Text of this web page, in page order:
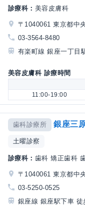
診療科： 美容皮膚科
〒1040061 東京都中
03-3564-8480
有楽町線 銀座一丁目
美容皮膚科 診療時間
11:00-19:00
歯科診療所 銀座三
土曜診察
診療科： 歯科 矯正歯科
〒1040061 東京都中
03-5250-0525
銀座線 銀座駅下車